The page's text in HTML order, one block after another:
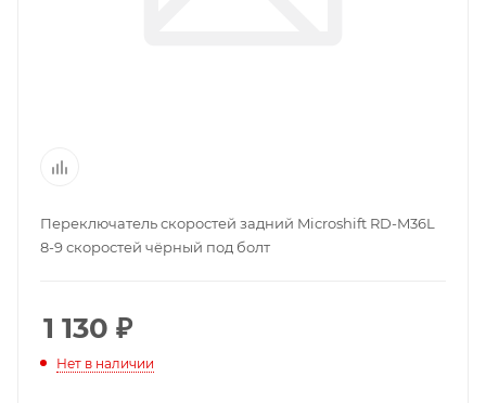
Переключатель скоростей задний Microshift RD-M36L
8-9 скоростей чёрный под болт
1 130 ₽
Нет в наличии